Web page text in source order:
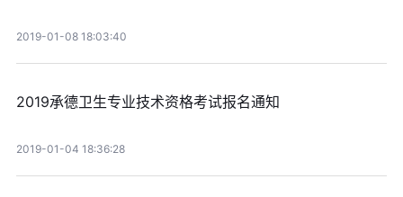
2019-01-08 18:03:40
2019承德卫生专业技术资格考试报名通知
2019-01-04 18:36:28